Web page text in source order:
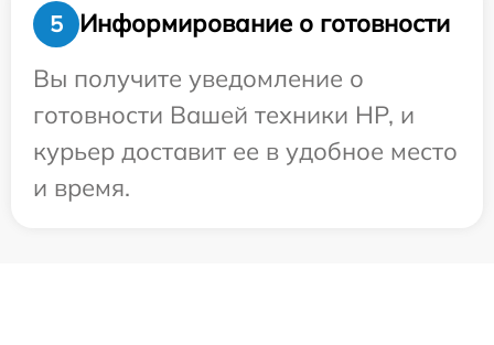
5
Информирование о готовности
Вы получите уведомление о
готовности Вашей техники HP, и
курьер доставит ее в удобное место
и время.